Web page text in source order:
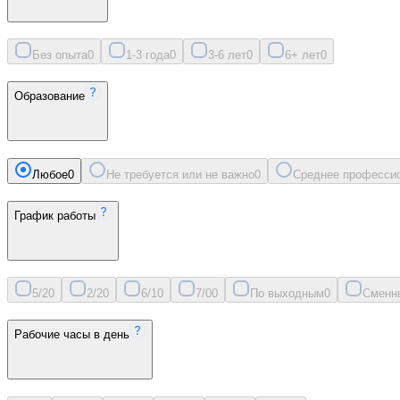
Без опыта0 1-3 года0 3-6 лет0 6+ лет0
Образование
Любое0 Не требуется или не важно0 Среднее
График работы
5/20 2/20 6/10 7/00 По выходным0
Рабочие часы в день